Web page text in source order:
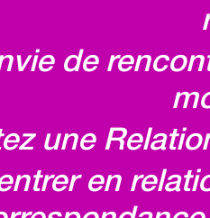
de
une
en